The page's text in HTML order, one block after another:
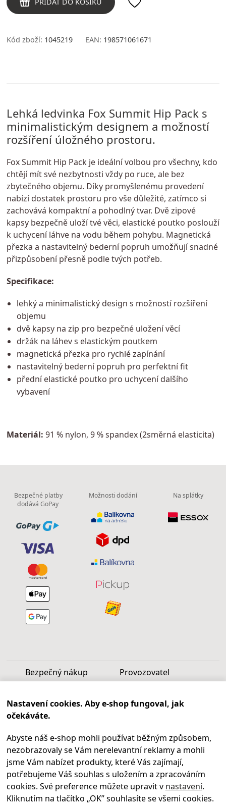
Kód zboží: 1045219 EAN: 198571061671
Lehká ledvinka Fox Summit Hip Pack s
minimalistickým designem a možností
rozšíření úložného prostoru.
Fox Summit Hip Pack je ideální volbou pro všechny, kdo
chtějí mít své nezbytnosti vždy po ruce, ale bez
zbytečného objemu. Díky promyšlenému provedení
nabízí dostatek prostoru pro vše důležité, zatímco si
zachovává kompaktní a pohodlný tvar. Dvě zipové
kapsy bezpečně uloží tvé věci, elastické poutko poslouží
k uchycení láhve na vodu během pohybu. Magnetická
přezka a nastavitelný bederní popruh umožňují snadné
přizpůsobení přesně podle tvých potřeb.
Specifikace:
lehký a minimalistický design s možností rozšíření
objemu
dvě kapsy na zip pro bezpečné uložení věcí
držák na láhev s elastickým poutkem
magnetická přezka pro rychlé zapínání
nastavitelný bederní popruh pro perfektní fit
přední elastické poutko pro uchycení dalšího
vybavení
Materiál: 91 % nylon, 9 % spandex (2směrná elasticita)
Bezpečné platby
dodává GoPay
Možnosti dodání Na splátky
Bezpečný nákup Provozovatel
Infolinka
Po - Pá 9.00 - 17.00
+420469 621 252
Kontakty
Kariéra
Nastavení cookies. Aby e-shop fungoval, jak
očekáváte.
Abyste náš e-shop mohli používat běžným způsobem,
nezobrazovaly se Vám nerelevantní reklamy a mohli
jsme Vám nabízet produkty, které Vás zajímají,
potřebujeme Váš souhlas s uložením a zpracováním
cookies. Své preference můžete upravit v nastavení.
Kliknutím na tlačítko „OK” souhlasíte se všemi cookies.